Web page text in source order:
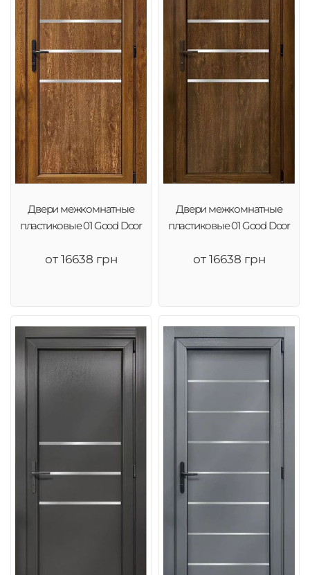
Двери межкомнатные
пластиковые 01 Good Door
от 16638 грн
Двери межкомнатные
пластиковые 01 Good Door
от 16638 грн